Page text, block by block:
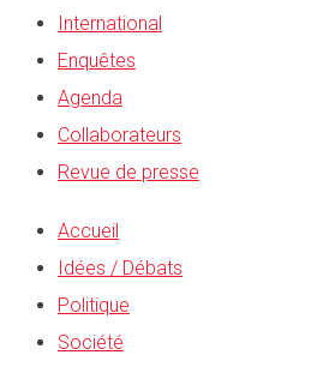
International
Enquêtes
Agenda
Collaborateurs
Revue de presse
Accueil
Idées / Débats
Politique
Société